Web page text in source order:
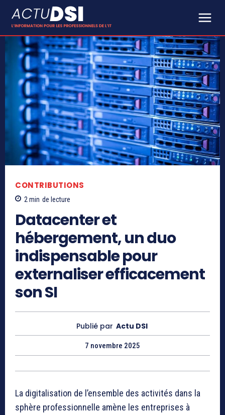
CONTRIBUTIONS
2 min de lecture
Datacenter et
hébergement, un duo
indispensable pour
externaliser efficacement
son SI
Publié par Actu DSI
7 novembre 2025
La digitalisation de l’ensemble des activités dans la
sphère professionnelle amène les entreprises à